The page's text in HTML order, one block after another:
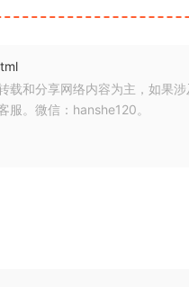
载和分享网络内容为主，如果
服。微信：hanshe120。